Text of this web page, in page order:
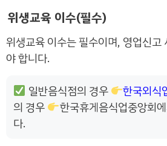
위생교육 이수(필수)
위생교육 이수는 필수이며, 영업신고
야 합니다.
일반음식점의 경우
한국외식
의 경우
한국휴게음식업중앙회
다.